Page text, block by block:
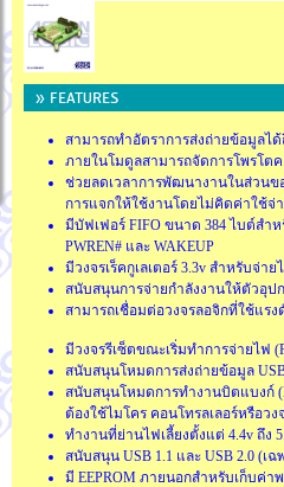
» FEATURES
สามารถทำอัตราการส่งถ่ายข้อมูลได้
ภายในโมดูลสามารถจัดการโพรโต
ช่วยลดเวลาการพัฒนางานในส่วนข
การแจกให้ใช้งานโดยไม่คิดค่าใช้จ่
มีบัฟเฟอร์ FIFO ขนาด 384 ไบต์สำ
PWREN# และ WAKEUP
มีวงจรเร็คกูเลเตอร์ 3.3v สำหรับจ่
สนับสนุนการจ่ายกำลังงานให้ตัวอุป
สามารถเชื่อมต่อวงจรลอจิกที่ใช้แร
มีวงจรรีเซ็ตขณะเริ่มทำการจ่ายไฟ
สนับสนุนโหมดการส่งถ่ายข้อมูล
สนับสนุนโหมดการทำงานบิตแบงก์
ต้องใช้ไมโคร คอนโทรลเลอร์หรือวง
ทำงานที่ย่านไฟเลี้ยงตั้งแต่ 4.4v ถึง
สนับสนุน USB 1.1 และ USB 2.0 (เ
มี EEPROM ภายนอกสำหรับเก็บค่า